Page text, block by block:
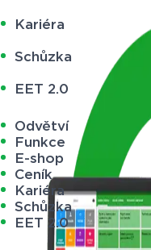
Kariéra
Schůzka
EET 2.0
Odvětví
Funkce
E-shop
Ceník
Kariéra
Schůzka
EET 2.0